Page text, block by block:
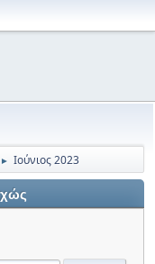
► Ιούνιος 2023